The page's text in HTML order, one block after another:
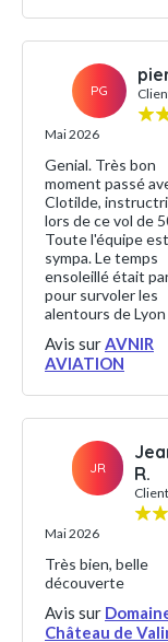
PG
Mai 2026
Genial. Très bon
moment passé
Clotilde,
lors de ce vol de
Toute l'équipe
sympa. Le temps
ensoleillé était
pour survoler les
alentours de Lyon
Avis surAVNIR
AVIATION
JR
R.
Client
Mai 2026
Très bien, belle
découverte
Avis sur
Château de